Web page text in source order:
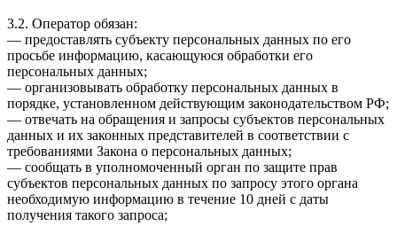
3.2. Оператор обязан:
— предоставлять субъекту персональных данных по его
просьбе информацию, касающуюся обработки его
персональных данных;
— организовывать обработку персональных данных в
порядке, установленном действующим законодательством РФ;
— отвечать на обращения и запросы субъектов персональных
данных и их законных представителей в соответствии с
требованиями Закона о персональных данных;
— сообщать в уполномоченный орган по защите прав
субъектов персональных данных по запросу этого органа
необходимую информацию в течение 10 дней с даты
получения такого запроса;